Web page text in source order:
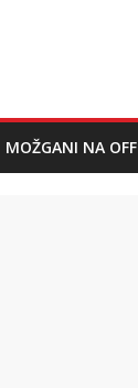
MOŽGANI NA OFF